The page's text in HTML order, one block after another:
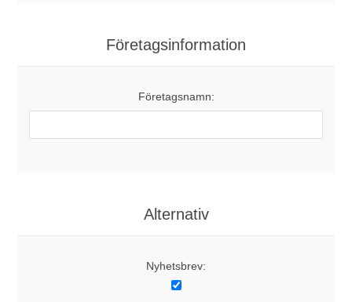
Företagsinformation
Företagsnamn:
Alternativ
Nyhetsbrev: